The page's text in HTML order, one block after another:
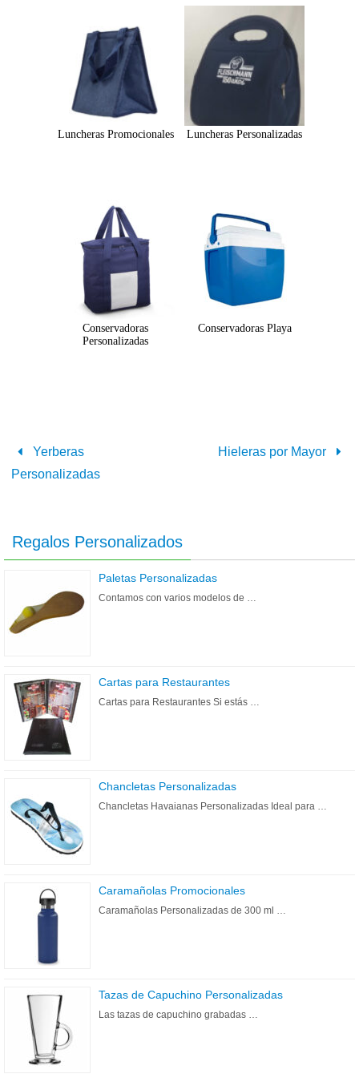
Luncheras Promocionales Luncheras Personalizadas
Conservadoras
Personalizadas
Conservadoras Playa
Yerberas
Personalizadas
Hieleras por Mayor
Regalos Personalizados
Paletas Personalizadas
Contamos con varios modelos de …
Cartas para Restaurantes
Cartas para Restaurantes Si estás …
Chancletas Personalizadas
Chancletas Havaianas Personalizadas Ideal para …
Caramañolas Promocionales
Caramañolas Personalizadas de 300 ml …
Tazas de Capuchino Personalizadas
Las tazas de capuchino grabadas …